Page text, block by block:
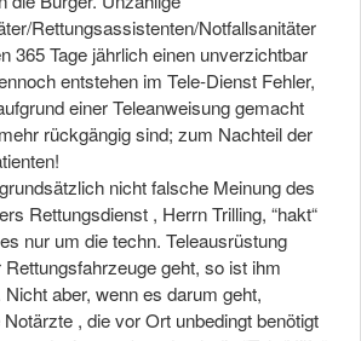
Rettungsassistenten/Notfallsanitäter
365 Tage jährlich einen unverzichtbar
entstehen im Tele-Dienst Fehler,
einer Teleanweisung gemacht
rückgängig sind; zum Nachteil der
nicht falsche Meinung des
Rettungsdienst , Herrn Trilling, “hakt“
nur um die techn. Teleausrüstung
geht, so ist ihm
aber, wenn es darum geht,
, die vor Ort unbedingt benötigt